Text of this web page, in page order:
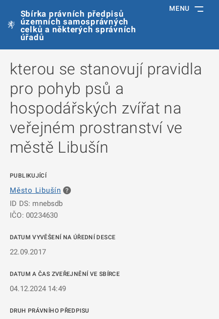
Sbírka právních předpisů
územních samosprávných
celků a některých správních
úřadů
MENU
kterou se stanovují pravidla
pro pohyb psů a
hospodářských zvířat na
veřejném prostranství ve
městě Libušín
PUBLIKUJÍCÍ
Město Libušín
ID DS: mnebsdb
IČO: 00234630
DATUM VYVĚŠENÍ NA ÚŘEDNÍ DESCE
22.09.2017
DATUM A ČAS ZVEŘEJNĚNÍ VE SBÍRCE
04.12.2024 14:49
DRUH PRÁVNÍHO PŘEDPISU